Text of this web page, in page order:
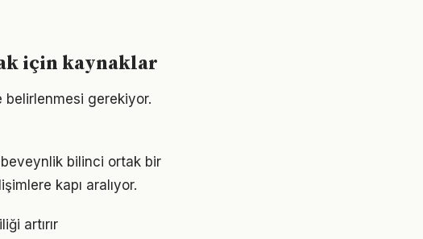
için kaynaklar
gerekiyor.
bilinci ortak bir
kapı aralıyor.
artırır